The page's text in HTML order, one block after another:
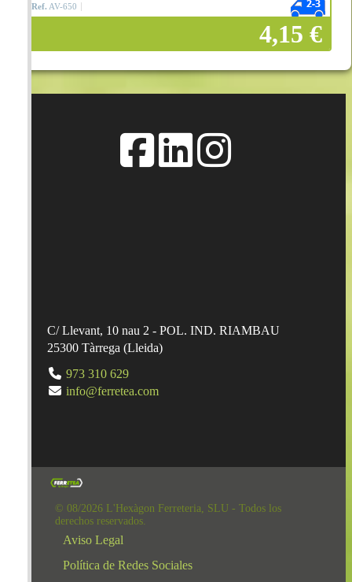
Ref. AV-650
4,15 €
Añadir a la cesta
C/ Llevant, 10 nau 2 - POL. IND. RIAMBAU
25300 Tàrrega (Lleida)
973 310 629
info@ferretea.com
© 08/2026 L'Hexàgon Ferreteria, SLU - Todos los
derechos reservados.
Aviso Legal
Política de Redes Sociales